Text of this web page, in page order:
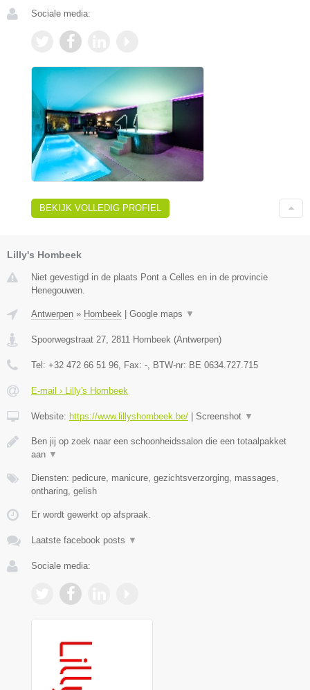
Sociale media:
BEKIJK VOLLEDIG PROFIEL
Lilly's Hombeek
Niet gevestigd in de plaats Pont a Celles en in de provincie
Henegouwen.
Antwerpen » Hombeek | Google maps ▼
Spoorwegstraat 27 2811 Hombeek (Antwerpen)
Tel: +32 472 66 51 96 , Fax: - , BTW-nr: BE 0634.727.715
E-mail › Lilly's Hombeek
Website: https://www.lillyshombeek.be/ | Screenshot ▼
Ben jij op zoek naar een schoonheidssalon die een totaalpakket
aan ▼
Diensten: pedicure, manicure, gezichtsverzorging, massages,
ontharing, gelish
Er wordt gewerkt op afspraak.
Laatste facebook posts ▼
Sociale media: